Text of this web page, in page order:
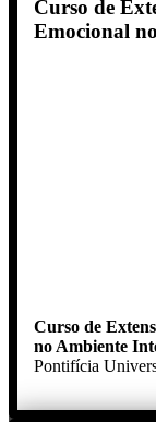
Curso de
Emocional
Curso de
no Ambiente
Pontifícia